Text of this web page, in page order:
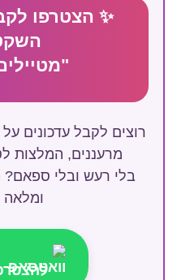
✨ הצטרפו
רוצים לקבל עדכונים
מרעננים, המלצות
בלי רעש ובלי
ומלאה